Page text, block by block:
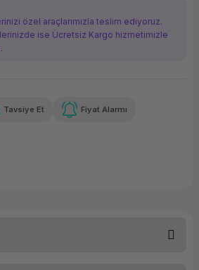
özel araçlarımızla teslim ediyoruz.
ise Ücretsiz Kargo hizmetimizle
TL
Tavsiye Et Fiyat Alarmı